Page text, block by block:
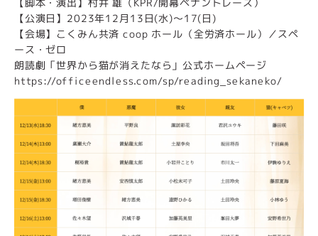
【公演日】2023年12月13日(水)～17(日)
【会場】こくみん共済 coop ホール（全労済ホール）／スペ
ース・ゼロ
朗読劇「世界から猫が消えたなら」公式ホームページ
https://officeendless.com/sp/reading_sekaneko/